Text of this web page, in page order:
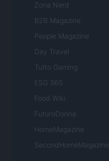
Zona Nerd
B2B Magazine
People Magazine
Day Travel
Tutto Gaming
ESG 365
Food Wiki
FuturoDonna
HomeMagazine
SecondHomeMagazine